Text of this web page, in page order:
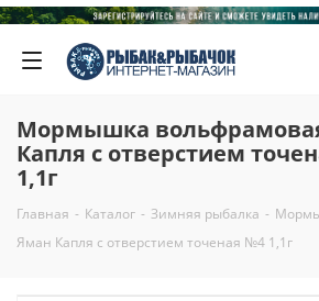
Мормышка
Капля с отверстием
1,1г
Главная - Каталог - Зимняя рыбалка -
Яман Капля с отверстием точеная №4 1,1г